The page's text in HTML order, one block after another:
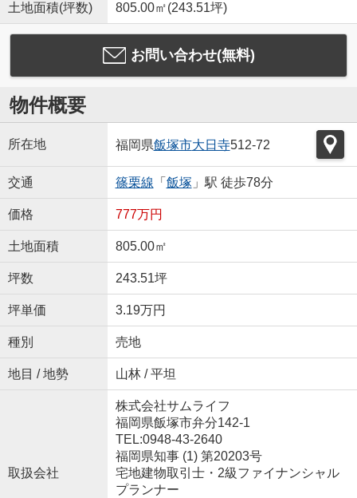
土地面積(坪数) 805.00㎡(243.51坪)
お問い合わせ(無料)
物件概要
所在地 福岡県飯塚市大日寺512-72
交通 篠栗線 「 飯塚 」駅 徒歩78分
価格 777万円
土地面積 805.00㎡
坪数 243.51坪
坪単価 3.19万円
種別 売地
地目 / 地勢 山林 / 平坦
取扱会社
株式会社サムライフ
福岡県飯塚市弁分142-1
TEL:0948-43-2640
福岡県知事 (1) 第20203号
宅地建物取引士・2級ファイナンシャル
プランナー